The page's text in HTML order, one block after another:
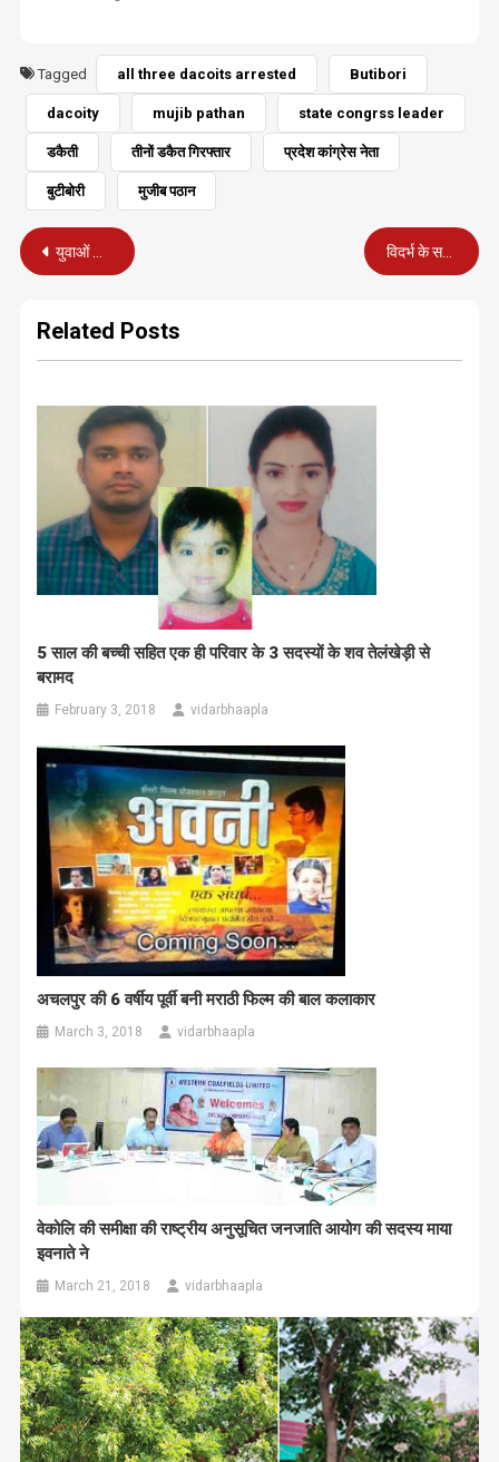
Tagged all three dacoits arrested Butibori
dacoity mujib pathan state congrss leader
डकैती तीनों डकैत गिरफ्तार प्रदेश कांग्रेस नेता
बुटीबोरी मुजीब पठान
Post
युवाओं को वेकोलि में नौकरी दिलाने का झांसा दे रहे हैं असामाजिक तत्व विदर्भ के सभी 11 जिलों में पृथक राज्य के लिए शुरू होगा 2 अक्टूबर से आंदोलन
Related Posts
5 साल की बच्ची सहित एक ही परिवार के 3 सदस्यों के शव तेलंखेड़ी से
बरामद
February 3, 2018 vidarbhaapla
अचलपुर की 6 वर्षीय पूर्वी बनी मराठी फिल्म की बाल कलाकार
March 3, 2018 vidarbhaapla
वेकोलि की समीक्षा की राष्ट्रीय अनुसूचित जनजाति आयोग की सदस्य माया
इवनाते ने
March 21, 2018 vidarbhaapla